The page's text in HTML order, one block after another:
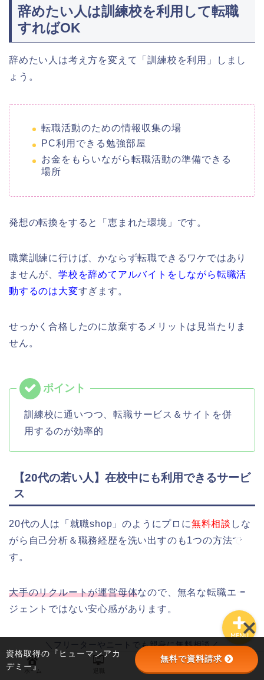
辞めたい人は訓練校を利用して転職
すればOK
辞めたい人は考え方を変えて「訓練校を利用」しまし
ょう。
転職活動のための情報収集の場
PC利用できる勉強部屋
お金をもらいながら転職活動の準備できる
場所
発想の転換をすると「恵まれた環境」です。
職業訓練に行けば、かならず転職できるワケではあり
ませんが、 学校を辞めてアルバイトをしながら転職活
動するのは大変すぎます。
せっかく合格したのに放棄するメリットは見当たりま
せん。
訓練校に通いつつ、転職サービス＆サイトを併
用するのが効率的
【20代の若い人】在校中にも利用できるサービ
ス
20代の人は「就職shop」のようにプロに無料相談 しな
がら自己分析＆職務経歴を洗い出すのも1つの方法で
す。
大手のリクルートが運営母体なので、無名な転職エー
ジェントではない安心感があります。
＼フリーターやニートでも親身に無料相談／
ホーム
MENU
退職
資格取得の『ヒューマンアカ
デミー』
無料で資料請求